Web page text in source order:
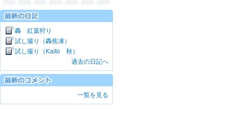
轟 紅葉狩り
試し撮り（轟焦凍）
試し撮り（Kaito 秋）
過去の日記へ
一覧を見る